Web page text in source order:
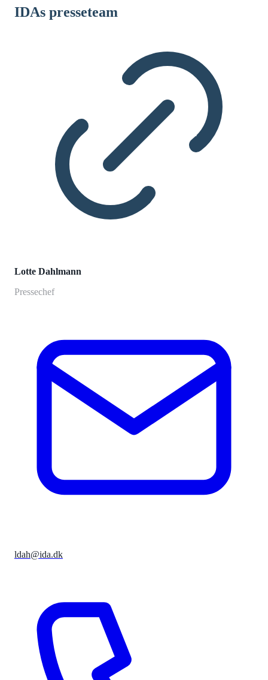
IDAs presseteam
Lotte Dahlmann
Pressechef
ldah@ida.dk